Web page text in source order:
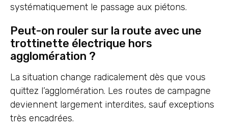
systématiquement le passage aux piétons.
Peut-on rouler sur la route avec une
trottinette électrique hors
agglomération ?
La situation change radicalement dès que vous
quittez l’agglomération. Les routes de campagne
deviennent largement interdites, sauf exceptions
très encadrées.